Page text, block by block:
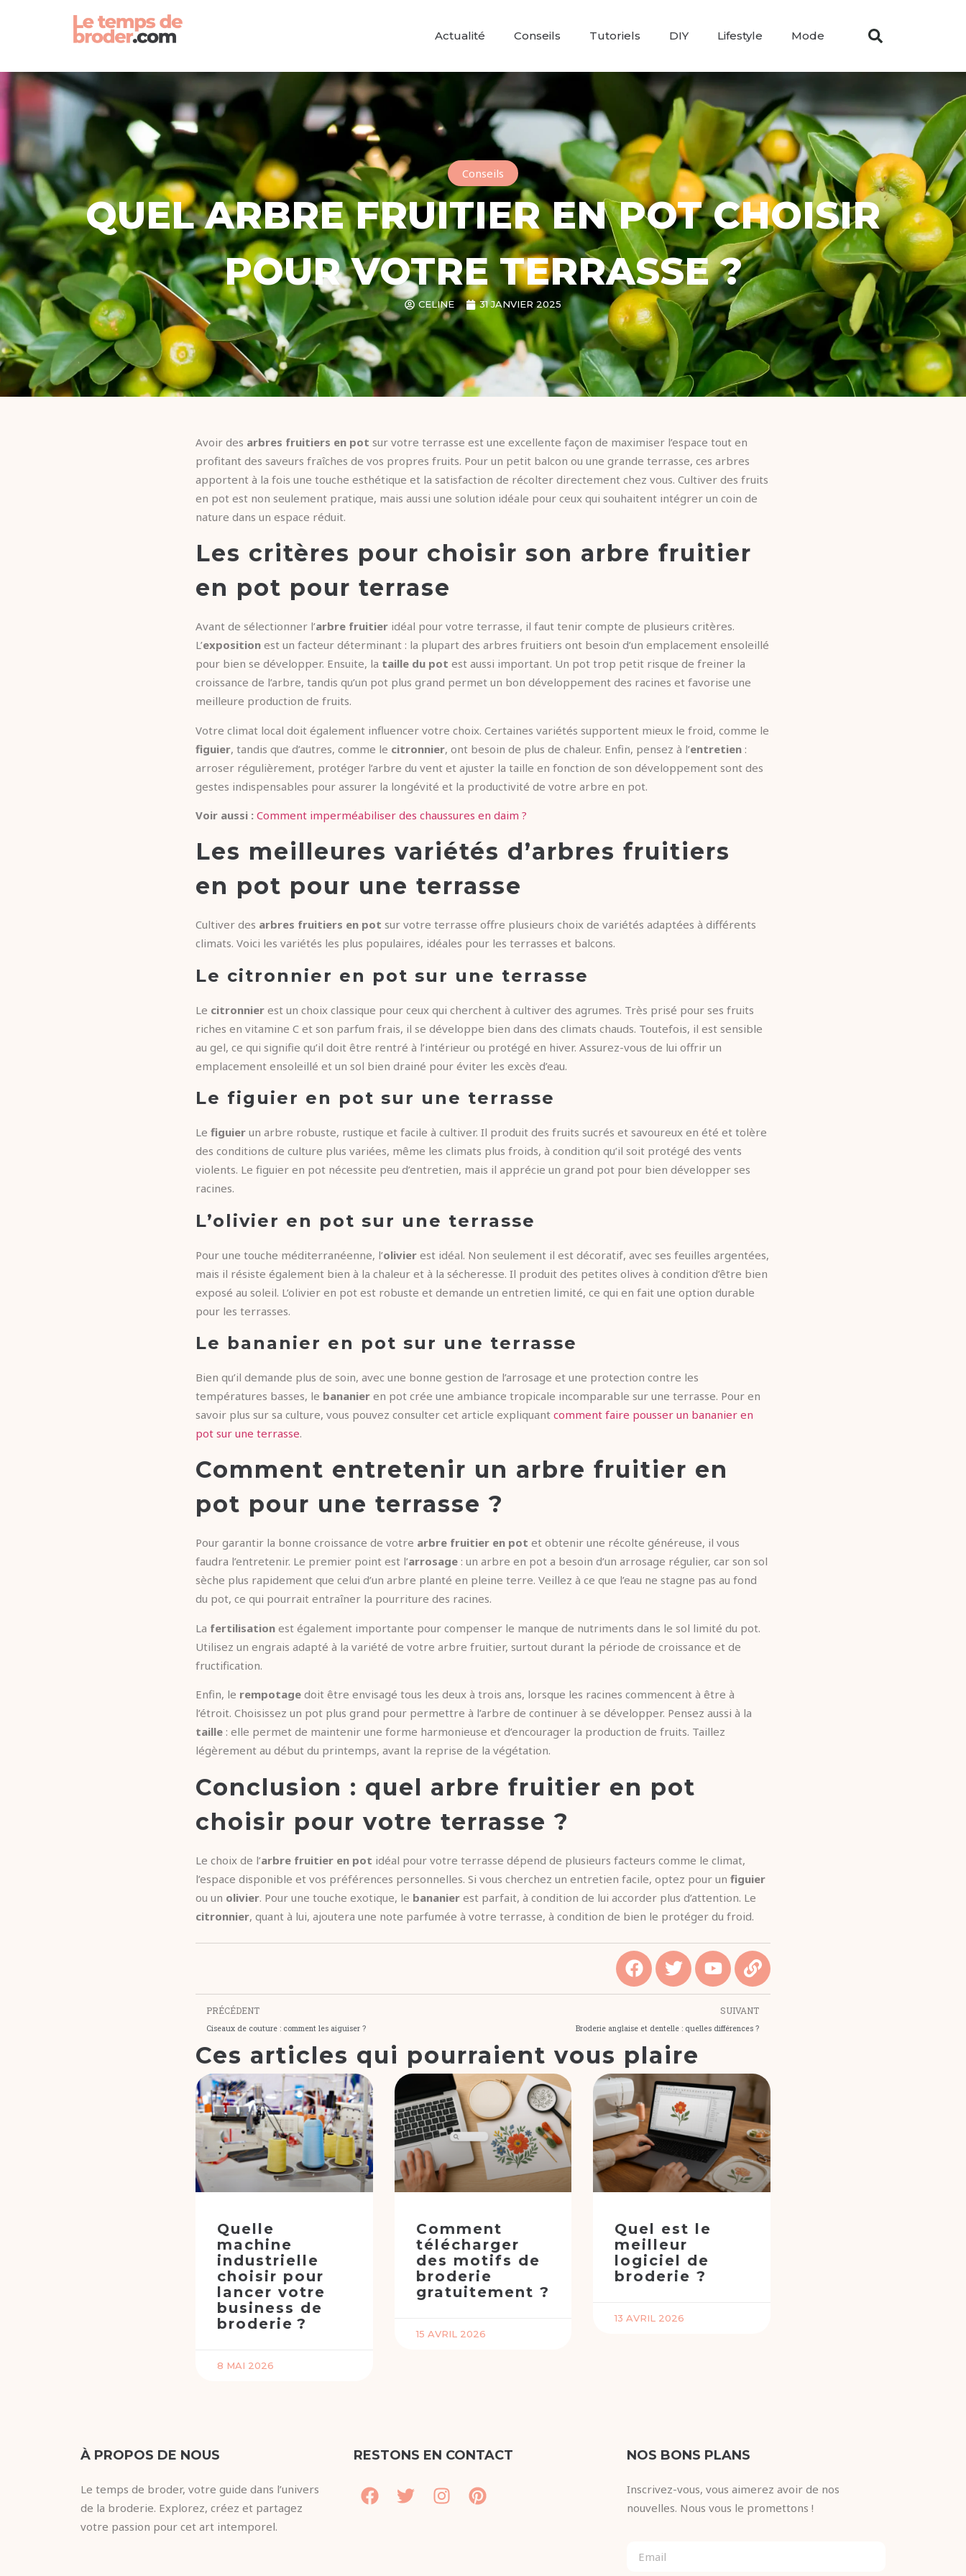
Actualité Conseils Tutoriels DIY Lifestyle Mode
Conseils
QUEL ARBRE FRUITIER EN POT CHOISIR
POUR VOTRE TERRASSE ?
CELINE 31 JANVIER 2025
Avoir des arbres fruitiers en pot sur votre terrasse est une excellente façon de maximiser l’espace tout en
profitant des saveurs fraîches de vos propres fruits. Pour un petit balcon ou une grande terrasse, ces arbres
apportent à la fois une touche esthétique et la satisfaction de récolter directement chez vous. Cultiver des fruits
en pot est non seulement pratique, mais aussi une solution idéale pour ceux qui souhaitent intégrer un coin de
nature dans un espace réduit.
Les critères pour choisir son arbre fruitier
en pot pour terrase
Avant de sélectionner l’arbre fruitier idéal pour votre terrasse, il faut tenir compte de plusieurs critères.
L’exposition est un facteur déterminant : la plupart des arbres fruitiers ont besoin d’un emplacement ensoleillé
pour bien se développer. Ensuite, la taille du pot est aussi important. Un pot trop petit risque de freiner la
croissance de l’arbre, tandis qu’un pot plus grand permet un bon développement des racines et favorise une
meilleure production de fruits.
Votre climat local doit également influencer votre choix. Certaines variétés supportent mieux le froid, comme le
figuier, tandis que d’autres, comme le citronnier, ont besoin de plus de chaleur. Enfin, pensez à l’entretien :
arroser régulièrement, protéger l’arbre du vent et ajuster la taille en fonction de son développement sont des
gestes indispensables pour assurer la longévité et la productivité de votre arbre en pot.
Voir aussi : Comment imperméabiliser des chaussures en daim ?
Les meilleures variétés d’arbres fruitiers
en pot pour une terrasse
Cultiver des arbres fruitiers en pot sur votre terrasse offre plusieurs choix de variétés adaptées à différents
climats. Voici les variétés les plus populaires, idéales pour les terrasses et balcons.
Le citronnier en pot sur une terrasse
Le citronnier est un choix classique pour ceux qui cherchent à cultiver des agrumes. Très prisé pour ses fruits
riches en vitamine C et son parfum frais, il se développe bien dans des climats chauds. Toutefois, il est sensible
au gel, ce qui signifie qu’il doit être rentré à l’intérieur ou protégé en hiver. Assurez-vous de lui offrir un
emplacement ensoleillé et un sol bien drainé pour éviter les excès d’eau.
Le figuier en pot sur une terrasse
Le figuier un arbre robuste, rustique et facile à cultiver. Il produit des fruits sucrés et savoureux en été et tolère
des conditions de culture plus variées, même les climats plus froids, à condition qu’il soit protégé des vents
violents. Le figuier en pot nécessite peu d’entretien, mais il apprécie un grand pot pour bien développer ses
racines.
L’olivier en pot sur une terrasse
Pour une touche méditerranéenne, l’olivier est idéal. Non seulement il est décoratif, avec ses feuilles argentées,
mais il résiste également bien à la chaleur et à la sécheresse. Il produit des petites olives à condition d’être bien
exposé au soleil. L’olivier en pot est robuste et demande un entretien limité, ce qui en fait une option durable
pour les terrasses.
Le bananier en pot sur une terrasse
Bien qu’il demande plus de soin, avec une bonne gestion de l’arrosage et une protection contre les
températures basses, le bananier en pot crée une ambiance tropicale incomparable sur une terrasse. Pour en
savoir plus sur sa culture, vous pouvez consulter cet article expliquant comment faire pousser un bananier en
pot sur une terrasse.
Comment entretenir un arbre fruitier en
pot pour une terrasse ?
Pour garantir la bonne croissance de votre arbre fruitier en pot et obtenir une récolte généreuse, il vous
faudra l’entretenir. Le premier point est l’arrosage : un arbre en pot a besoin d’un arrosage régulier, car son sol
sèche plus rapidement que celui d’un arbre planté en pleine terre. Veillez à ce que l’eau ne stagne pas au fond
du pot, ce qui pourrait entraîner la pourriture des racines.
La fertilisation est également importante pour compenser le manque de nutriments dans le sol limité du pot.
Utilisez un engrais adapté à la variété de votre arbre fruitier, surtout durant la période de croissance et de
fructification.
Enfin, le rempotage doit être envisagé tous les deux à trois ans, lorsque les racines commencent à être à
l’étroit. Choisissez un pot plus grand pour permettre à l’arbre de continuer à se développer. Pensez aussi à la
taille : elle permet de maintenir une forme harmonieuse et d’encourager la production de fruits. Taillez
légèrement au début du printemps, avant la reprise de la végétation.
Conclusion : quel arbre fruitier en pot
choisir pour votre terrasse ?
Le choix de l’arbre fruitier en pot idéal pour votre terrasse dépend de plusieurs facteurs comme le climat,
l’espace disponible et vos préférences personnelles. Si vous cherchez un entretien facile, optez pour un figuier
ou un olivier. Pour une touche exotique, le bananier est parfait, à condition de lui accorder plus d’attention. Le
citronnier, quant à lui, ajoutera une note parfumée à votre terrasse, à condition de bien le protéger du froid.
PRÉCÉDENT
Ciseaux de couture : comment les aiguiser ?
SUIVANT
Broderie anglaise et dentelle : quelles différences ?
Ces articles qui pourraient vous plaire
Quelle
machine
industrielle
choisir pour
lancer votre
business de
broderie ?
8 MAI 2026
Comment
télécharger
des motifs de
broderie
gratuitement ?
15 AVRIL 2026
Quel est le
meilleur
logiciel de
broderie ?
13 AVRIL 2026
À PROPOS DE NOUS
Le temps de broder, votre guide dans l’univers
de la broderie. Explorez, créez et partagez
votre passion pour cet art intemporel.
RESTONS EN CONTACT NOS BONS PLANS
Inscrivez-vous, vous aimerez avoir de nos
nouvelles. Nous vous le promettons !